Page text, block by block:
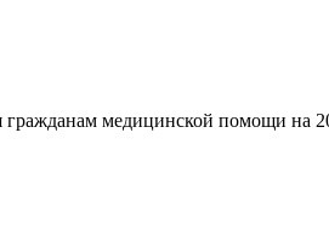
медицинской помощи на